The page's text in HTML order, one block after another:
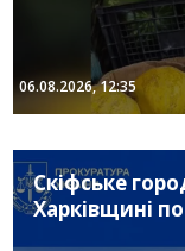
06.08.2026, 12:35
Скіфське
Харківщині